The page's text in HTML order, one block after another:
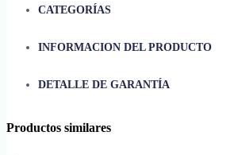
CATEGORÍAS
INFORMACION DEL PRODUCTO
• Es utilizado como aligerante y
• cuenta con una gran
DETALLE DE GARANTÍA
Productos similares